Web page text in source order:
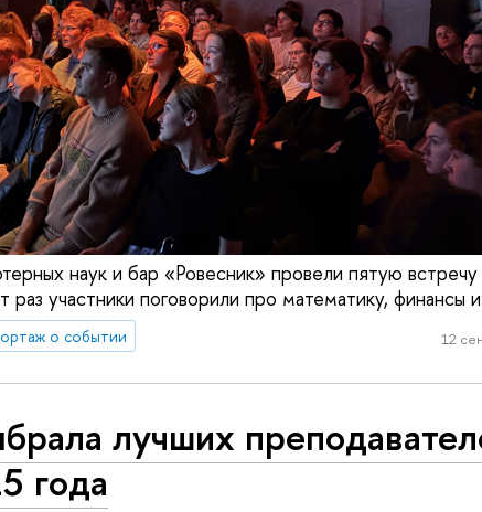
наук и бар «Ровесник» провели пятую
раз участники поговорили про математику, финансы
о событии 12
лучших
года